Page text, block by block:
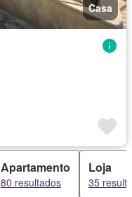
Casa
Apartamento
80 resultados
Loja
35